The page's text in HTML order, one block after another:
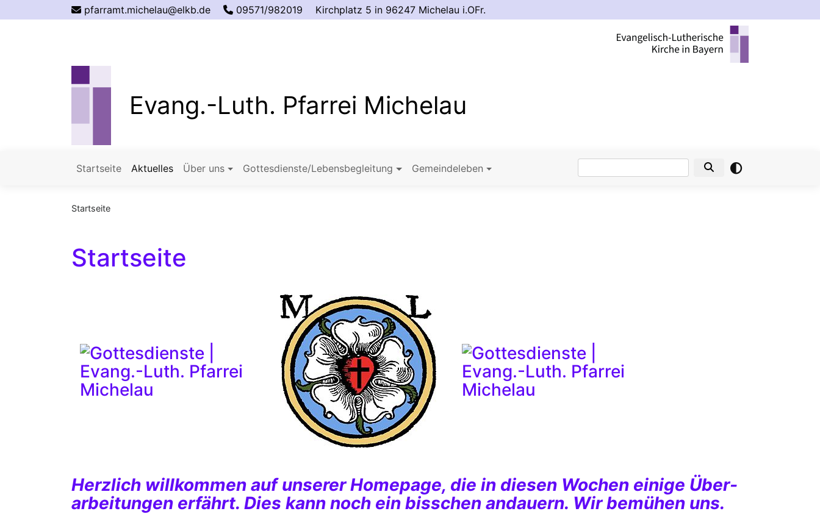
zum
pfarramt.michelau@elkb.de 09571/982019 Kirchplatz 5 in 96247 Michelau i.OFr.
Evang.-Luth. Pfarrei Michelau
Hauptnavigation
Startseite Aktuelles Über uns Gottesdienste/Lebensbegleitung Gemeindeleben Suche
Startseite
Startseite
Herzlich willkommen auf unserer Homepage, die in diesen Wochen einige Über-
arbeitungen erfährt. Dies kann noch ein bisschen andauern. Wir bemühen uns.